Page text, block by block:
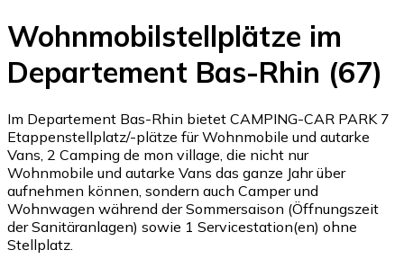
Wohnmobilstellplätze im
Departement Bas-Rhin (67)
Im Departement Bas-Rhin bietet CAMPING-CAR PARK 7
Etappenstellplatz/-plätze für Wohnmobile und autarke
Vans, 2 Camping de mon village, die nicht nur
Wohnmobile und autarke Vans das ganze Jahr über
aufnehmen können, sondern auch Camper und
Wohnwagen während der Sommersaison (Öffnungszeit
der Sanitäranlagen) sowie 1 Servicestation(en) ohne
Stellplatz.